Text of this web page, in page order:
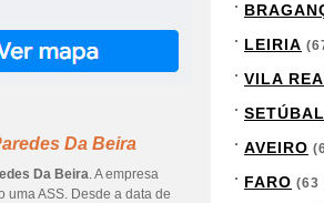
Da Beira
Da Beira. A empresa
uma ASS. Desde a data de
LEIRIA
VILA
SETÚBAL
AVEIRO
FARO (63